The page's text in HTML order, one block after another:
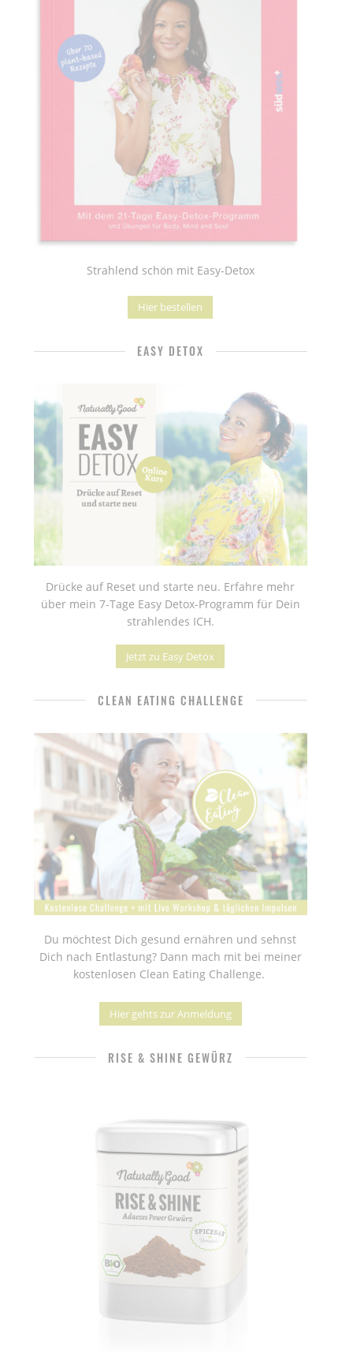
Strahlend schön mit Easy-Detox
Hier bestellen
EASY DETOX
Drücke auf Reset und starte neu. Erfahre mehr
über mein 7-Tage Easy Detox-Programm für Dein
strahlendes ICH.
Jetzt zu Easy Detox
CLEAN EATING CHALLENGE
Du möchtest Dich gesund ernähren und sehnst
Dich nach Entlastung? Dann mach mit bei meiner
kostenlosen Clean Eating Challenge.
Hier gehts zur Anmeldung
RISE & SHINE GEWÜRZ